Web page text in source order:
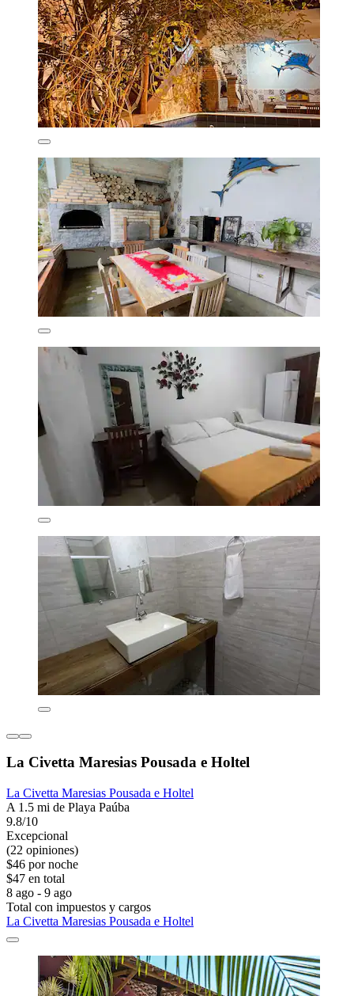
La Civetta Maresias Pousada e Holtel
La Civetta Maresias Pousada e Holtel
A 1.5 mi de Playa Paúba
9.8/10
Excepcional
(22 opiniones)
$46 por noche
$47 en total
8 ago - 9 ago
Total con impuestos y cargos
La Civetta Maresias Pousada e Holtel